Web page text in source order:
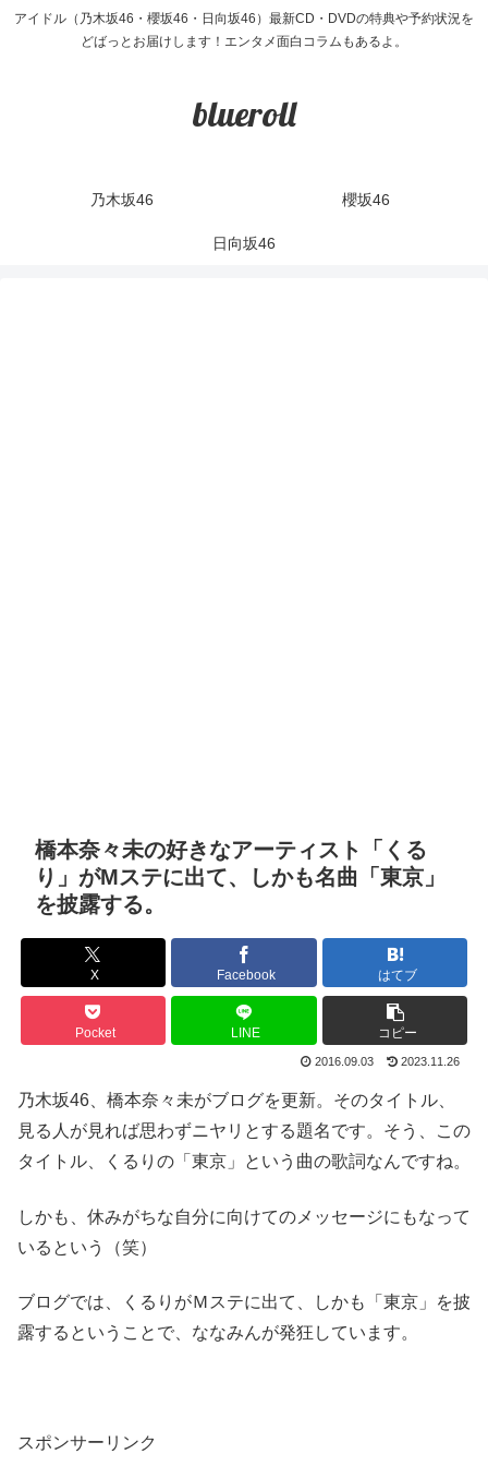
アイドル（乃木坂46・櫻坂46・日向坂46）最新CD・DVDの特典や予約状況を
どばっとお届けします！エンタメ面白コラムもあるよ。
blueroll
乃木坂46 櫻坂46
日向坂46
橋本奈々未の好きなアーティスト「くる
り」がMステに出て、しかも名曲「東京」
を披露する。
X Facebook はてブ
Pocket LINE コピー
2016.09.03 2023.11.26
乃木坂46、橋本奈々未がブログを更新。そのタイトル、
見る人が見れば思わずニヤリとする題名です。そう、この
タイトル、くるりの「東京」という曲の歌詞なんですね。
しかも、休みがちな自分に向けてのメッセージにもなって
いるという（笑）
ブログでは、くるりがＭステに出て、しかも「東京」を披
露するということで、ななみんが発狂しています。
スポンサーリンク